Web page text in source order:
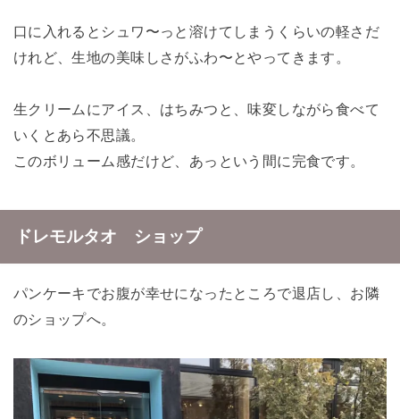
口に入れるとシュワ〜っと溶けてしまうくらいの軽さだ
けれど、生地の美味しさがふわ〜とやってきます。
生クリームにアイス、はちみつと、味変しながら食べて
いくとあら不思議。
このボリューム感だけど、あっという間に完食です。
ドレモルタオ ショップ
パンケーキでお腹が幸せになったところで退店し、お隣
のショップへ。